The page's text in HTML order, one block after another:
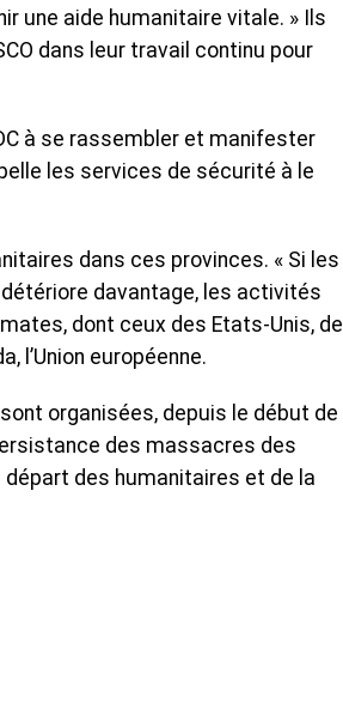
une aide humanitaire vitale. » Ils
dans leur travail continu pour
à se rassembler et manifester
les services de sécurité à le
dans ces provinces. « Si les
davantage, les activités
dont ceux des Etats-Unis, de
l’Union européenne.
organisées, depuis le début de
des massacres des
des humanitaires et de la